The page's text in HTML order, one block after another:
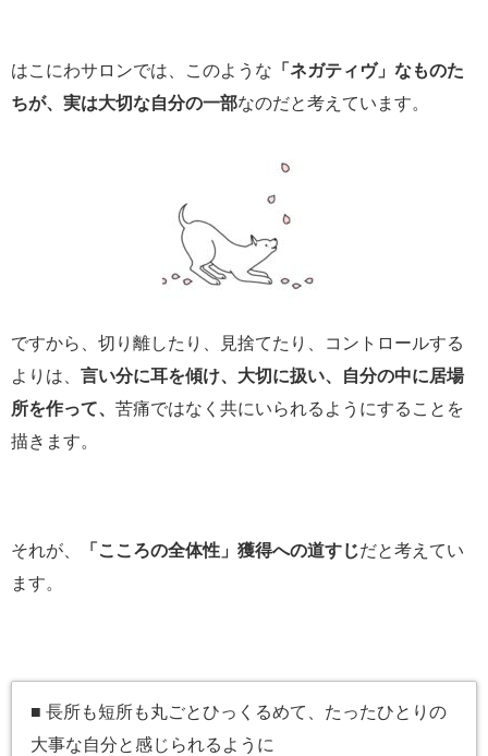
はこにわサロンでは、このような 「ネガティヴ」なものた
ちが、実は大切な自分の一部なのだと考えています。
ですから、切り離したり、見捨てたり、コントロールする
よりは、 言い分に耳を傾け、大切に扱い、自分の中に居場
所を作って、 苦痛ではなく共にいられるようにすることを
描きます。
それが、 「こころの全体性」獲得への道すじだと考えてい
ます。
■ 長所も短所も丸ごとひっくるめて、たったひとりの
大事な自分と感じられるように